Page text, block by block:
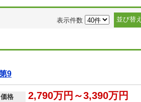
表示件数 並び替え
9
価格 2,790万円～3,390万円